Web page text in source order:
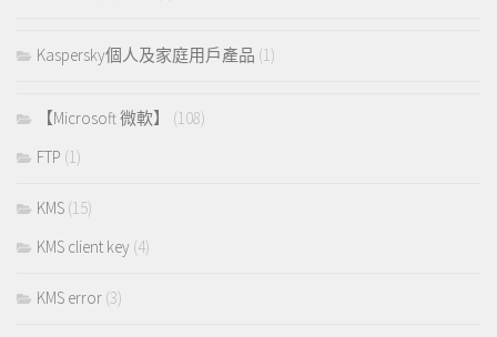
Kaspersky個人及家庭用戶產品 (1)
【Microsoft 微軟】
(108)
FTP (1)
KMS (15)
KMS client key (4)
KMS error (3)